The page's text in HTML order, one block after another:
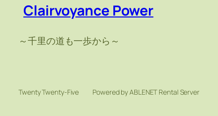
Clairvoyance Power
～千里の道も一歩から～
Twenty Twenty-Five Powered by ABLENET Rental Server